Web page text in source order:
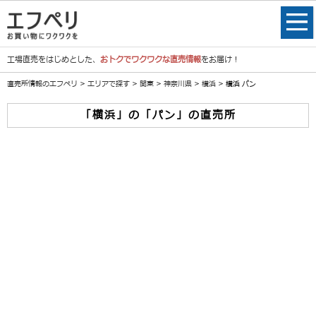
工場直売をはじめとした、 おトクでワクワクな直売情報をお届け！
直売所情報のエフペリ > エリアで探す > 関東 > 神奈川県 > 横浜 > 横浜 パン
「横浜」の「パン」の直売所